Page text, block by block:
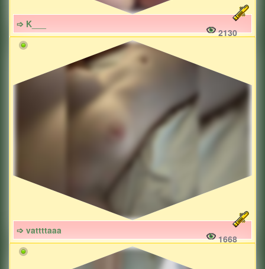
➩ K___
2130
➩ vattttaaa
1668